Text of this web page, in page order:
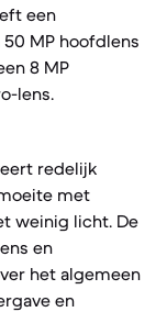
een
MP hoofdlens
8 MP
lens.
redelijk
met
weinig licht. De
en
het algemeen
en